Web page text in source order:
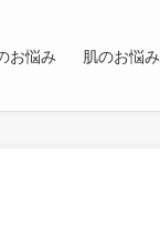
お悩み 肌のお悩み